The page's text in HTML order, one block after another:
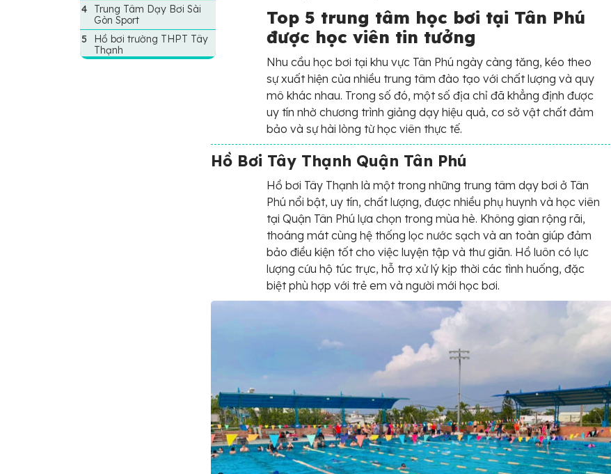
Trung Tâm Dạy Bơi Sài
Gòn Sport
Hồ bơi trường THPT Tây
Thạnh
Top 5 trung tâm học bơi tại Tân Phú
được học viên tin tưởng
Nhu cầu học bơi tại khu vực Tân Phú ngày càng tăng, kéo theo
sự xuất hiện của nhiều trung tâm đào tạo với chất lượng và quy
mô khác nhau. Trong số đó, một số địa chỉ đã khẳng định được
uy tín nhờ chương trình giảng dạy hiệu quả, cơ sở vật chất đảm
bảo và sự hài lòng từ học viên thực tế.
Hồ Bơi Tây Thạnh Quận Tân Phú
Hồ bơi Tây Thạnh là một trong những trung tâm dạy bơi ở Tân
Phú nổi bật, uy tín, chất lượng, được nhiều phụ huynh và học viên
tại Quận Tân Phú lựa chọn trong mùa hè. Không gian rộng rãi,
thoáng mát cùng hệ thống lọc nước sạch và an toàn giúp đảm
bảo điều kiện tốt cho việc luyện tập và thư giãn. Hồ luôn có lực
lượng cứu hộ túc trực, hỗ trợ xử lý kịp thời các tình huống, đặc
biệt phù hợp với trẻ em và người mới học bơi.